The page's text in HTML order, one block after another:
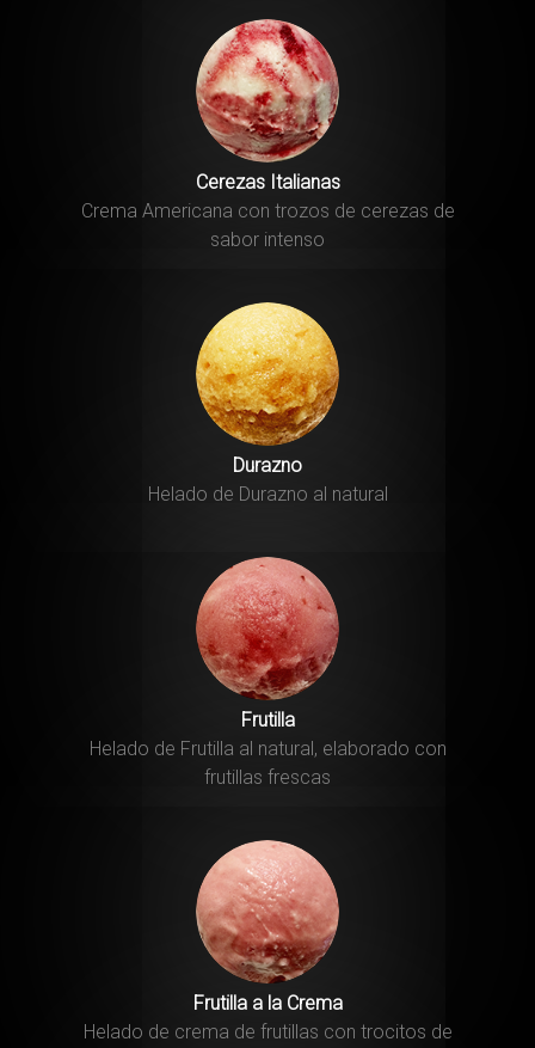
Cerezas Italianas
Crema Americana con trozos de cerezas de
sabor intenso
Durazno
Helado de Durazno al natural
Frutilla
Helado de Frutilla al natural, elaborado con
frutillas frescas
Frutilla a la Crema
Helado de crema de frutillas con trocitos de